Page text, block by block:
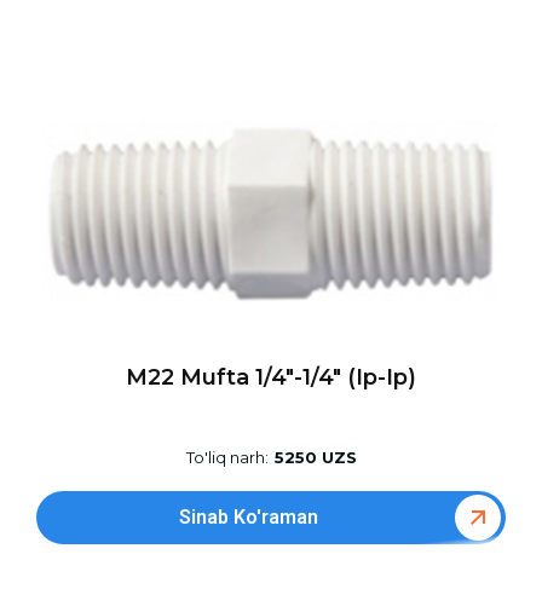
M22 Mufta 1/4″-1/4″ (ip-Ip)
To'liq narh: 5250 UZS
Sinab Ko'raman